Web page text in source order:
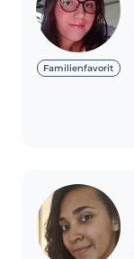
Familienfavorit